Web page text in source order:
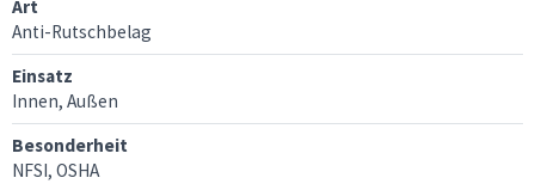
Art
Anti-Rutschbelag
Einsatz
Innen, Außen
Besonderheit
NFSI, OSHA